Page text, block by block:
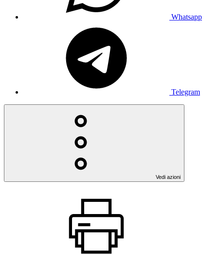
Whatsapp
Telegram
Vedi azioni